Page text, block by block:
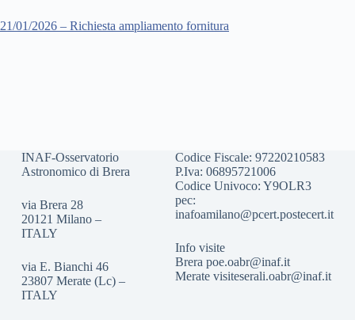
21/01/2026 – Richiesta ampliamento fornitura
INAF-Osservatorio
Astronomico di Brera
via Brera 28
20121 Milano –
ITALY
via E. Bianchi 46
23807 Merate (Lc) –
ITALY
Codice Fiscale: 97220210583
P.Iva: 06895721006
Codice Univoco: Y9OLR3
pec:
inafoamilano@pcert.postecert.it
Info visite
Brerapoe.oabr@inaf.it
Meratevisiteserali.oabr@inaf.it